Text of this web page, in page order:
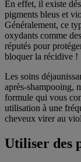
En effet, il existe
pigments bleus et
Généralement, ce
oxydants comme
réputés pour
bloquer la récidive !
Les soins
après-shampooing,
formule qui vous
utilisation à une
cheveux virer au
Utiliser des